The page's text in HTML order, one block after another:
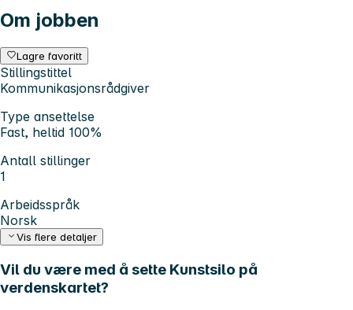
Om jobben
Lagre favoritt
Stillingstittel
Kommunikasjonsrådgiver
Type ansettelse
Fast, heltid 100%
Antall stillinger
1
Arbeidsspråk
Norsk
Vis flere detaljer
Vil du være med å sette Kunstsilo på
verdenskartet?